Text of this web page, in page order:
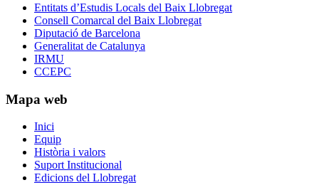
Entitats d’Estudis Locals del Baix Llobregat
Consell Comarcal del Baix Llobregat
Diputació de Barcelona
Generalitat de Catalunya
IRMU
CCEPC
Mapa web
Inici
Equip
Història i valors
Suport Institucional
Edicions del Llobregat